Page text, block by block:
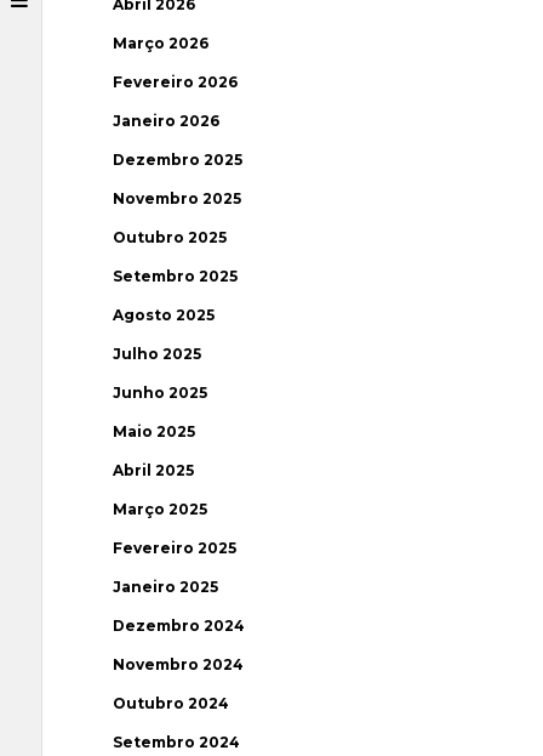
Abril 2026
Março 2026
Fevereiro 2026
Janeiro 2026
Dezembro 2025
Novembro 2025
Outubro 2025
Setembro 2025
Agosto 2025
Julho 2025
Junho 2025
Maio 2025
Abril 2025
Março 2025
Fevereiro 2025
Janeiro 2025
Dezembro 2024
Novembro 2024
Outubro 2024
Setembro 2024